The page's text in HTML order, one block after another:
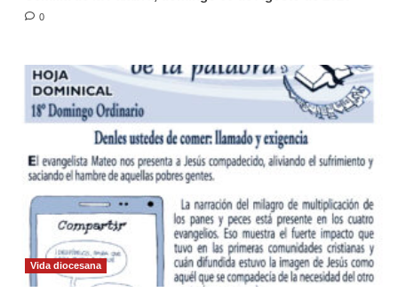
0
Vida diocesana